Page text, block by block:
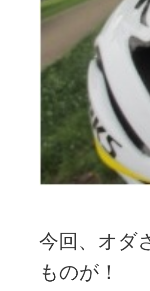
今回、オダ
ものが！